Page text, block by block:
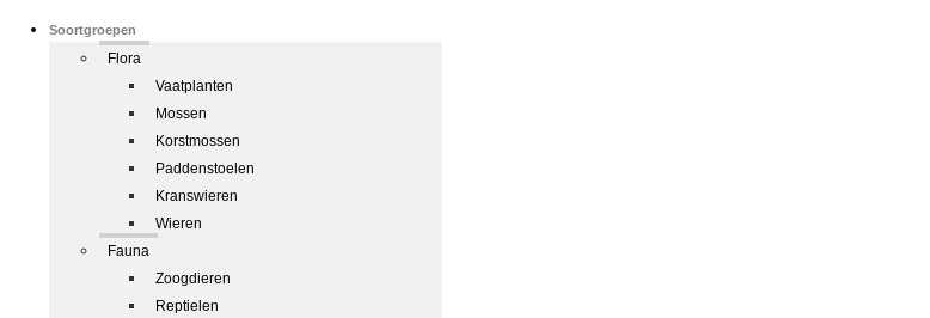
Soortgroepen
Flora
Vaatplanten
Mossen
Korstmossen
Paddenstoelen
Kranswieren
Wieren
Fauna
Zoogdieren
Reptielen